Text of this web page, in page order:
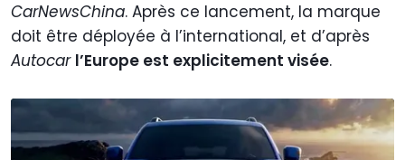
CarNewsChina. Après ce lancement, la marque
doit être déployée à l’international, et d’après
Autocar l’Europe est explicitement visée.